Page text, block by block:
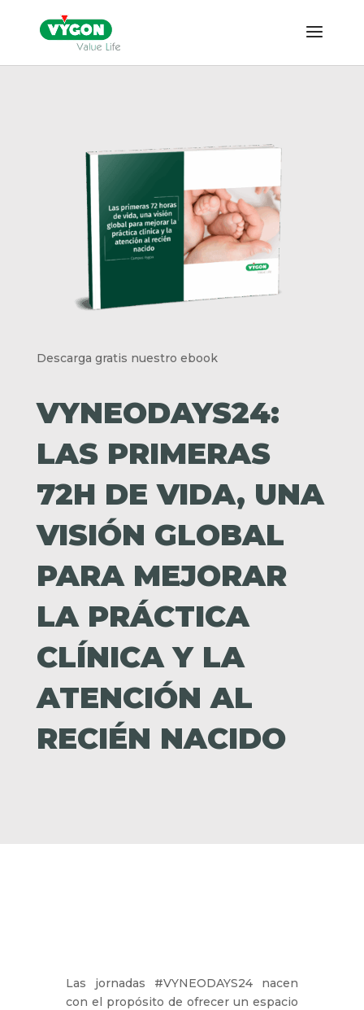
Descarga gratis nuestro ebook
VYNEODAYS24:
LAS PRIMERAS
72H DE VIDA, UNA
VISIÓN GLOBAL
PARA MEJORAR
LA PRÁCTICA
CLÍNICA Y LA
ATENCIÓN AL
RECIÉN NACIDO
Las jornadas #VYNEODAYS24 nacen
con el propósito de ofrecer un espacio